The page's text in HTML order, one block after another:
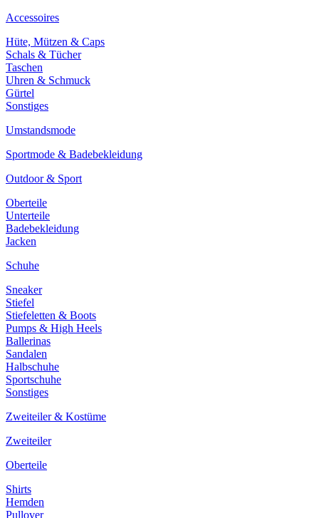
Accessoires
Hüte, Mützen & Caps
Schals & Tücher
Taschen
Uhren & Schmuck
Gürtel
Sonstiges
Umstandsmode
Sportmode & Badebekleidung
Outdoor & Sport
Oberteile
Unterteile
Badebekleidung
Jacken
Schuhe
Sneaker
Stiefel
Stiefeletten & Boots
Pumps & High Heels
Ballerinas
Sandalen
Halbschuhe
Sportschuhe
Sonstiges
Zweiteiler & Kostüme
Zweiteiler
Oberteile
Shirts
Hemden
Pullover